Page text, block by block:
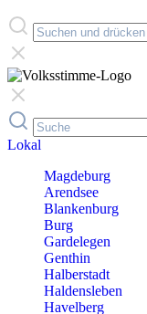
Lokal
Magdeburg
Arendsee
Blankenburg
Burg
Gardelegen
Genthin
Halberstadt
Haldensleben
Havelberg